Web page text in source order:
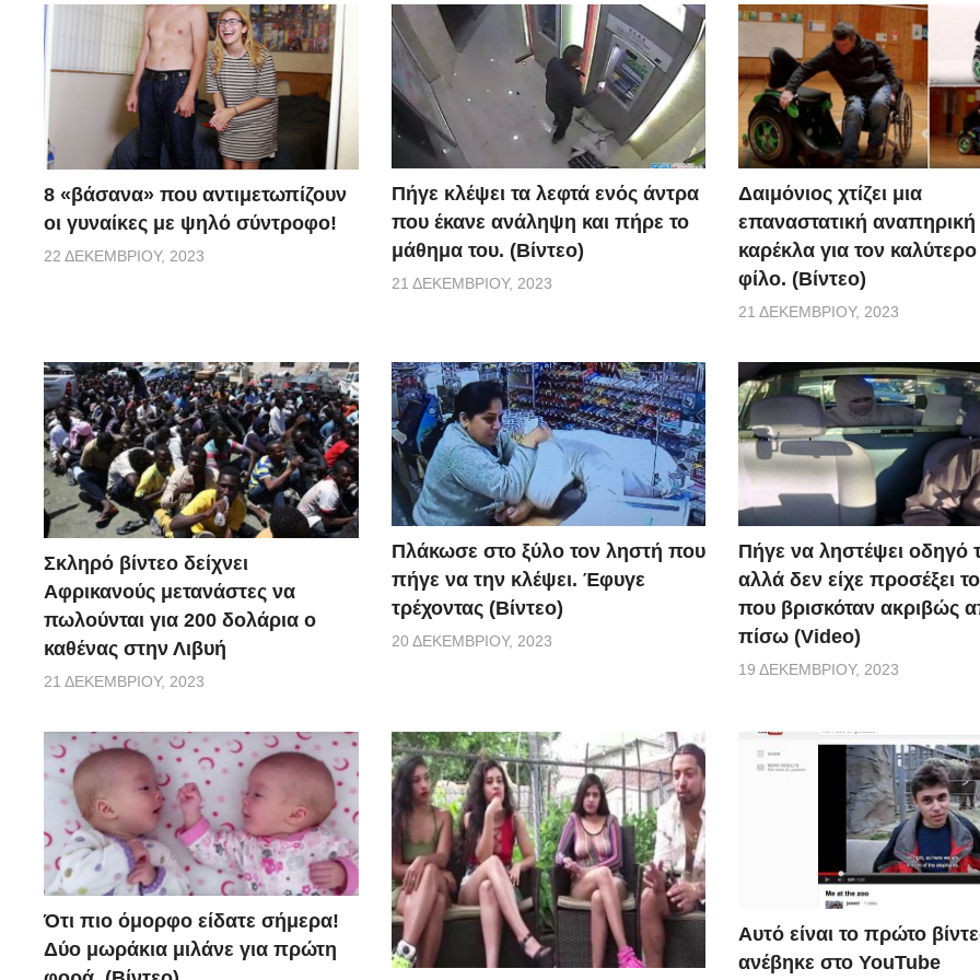
8 «βάσανα» που αντιμετωπίζουν
οι γυναίκες με ψηλό σύντροφο!
22 ΔΕΚΕΜΒΡΊΟΥ, 2023
Πήγε κλέψει τα λεφτά ενός άντρα
που έκανε ανάληψη και πήρε το
μάθημα του. (Βίντεο)
21 ΔΕΚΕΜΒΡΊΟΥ, 2023
Δαιμόνιος χτίζει μια
επαναστατική αναπηρική
καρέκλα για τον
φίλο. (Βίντεο)
21 ΔΕΚΕΜΒΡΊΟΥ, 2023
Σκληρό βίντεο δείχνει
Αφρικανούς μετανάστες να
πωλούνται για 200 δολάρια ο
καθένας στην Λιβυή
21 ΔΕΚΕΜΒΡΊΟΥ, 2023
Πλάκωσε στο ξύλο τον ληστή που
πήγε να την κλέψει. Έφυγε
τρέχοντας (Βίντεο)
20 ΔΕΚΕΜΒΡΊΟΥ, 2023
Πήγε να ληστέψει οδηγό
αλλά δεν είχε προσέξει
που βρισκόταν ακριβώς
πίσω (Video)
19 ΔΕΚΕΜΒΡΊΟΥ, 2023
Ότι πιο όμορφο είδατε σήμερα!
Δύο μωράκια μιλάνε για πρώτη
Αυτό είναι το πρώτο
ανέβηκε στο YouTube